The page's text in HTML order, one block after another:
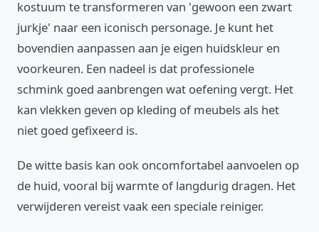
kostuum te transformeren van 'gewoon een zwart
jurkje' naar een iconisch personage. Je kunt het
bovendien aanpassen aan je eigen huidskleur en
voorkeuren. Een nadeel is dat professionele
schmink goed aanbrengen wat oefening vergt. Het
kan vlekken geven op kleding of meubels als het
niet goed gefixeerd is.
De witte basis kan ook oncomfortabel aanvoelen op
de huid, vooral bij warmte of langdurig dragen. Het
verwijderen vereist vaak een speciale reiniger.